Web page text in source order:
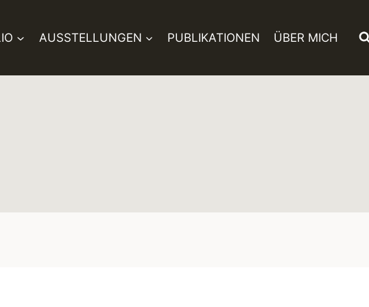
AUSSTELLUNGEN PUBLIKATIONEN ÜBER MICH